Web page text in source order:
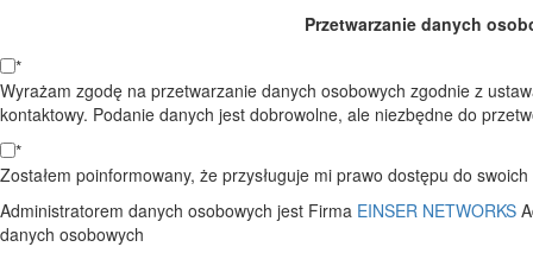
Przetwarzanie danych
*
Wyrażam zgodę na przetwarzanie danych osobowych zgodnie z
kontaktowy. Podanie danych jest dobrowolne, ale niezbędne do
*
Zostałem poinformowany, że przysługuje mi prawo dostępu do
Administratorem danych osobowych jest Firma EINSER NETWORKS
danych osobowych